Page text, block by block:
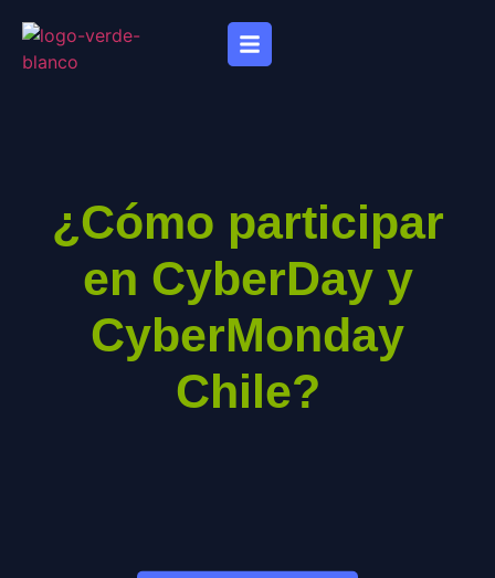
¿Cómo participar
en CyberDay y
CyberMonday
Chile?